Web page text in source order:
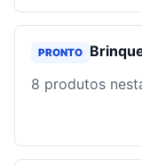
PRONTO
8 produtos